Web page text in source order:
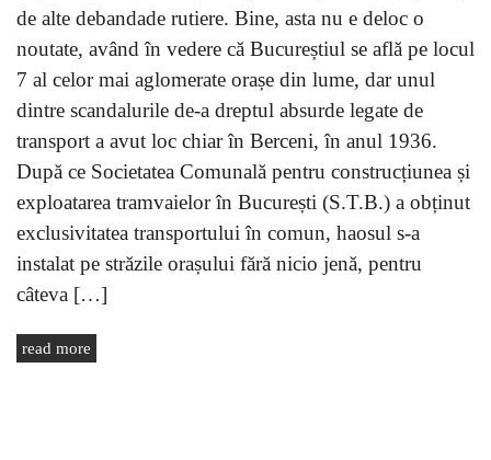
de alte debandade rutiere. Bine, asta nu e deloc o
noutate, având în vedere că Bucureștiul se află pe locul
7 al celor mai aglomerate orașe din lume, dar unul
dintre scandalurile de-a dreptul absurde legate de
transport a avut loc chiar în Berceni, în anul 1936.
După ce Societatea Comunală pentru construcțiunea și
exploatarea tramvaielor în București (S.T.B.) a obținut
exclusivitatea transportului în comun, haosul s-a
instalat pe străzile orașului fără nicio jenă, pentru
câteva […]
read more